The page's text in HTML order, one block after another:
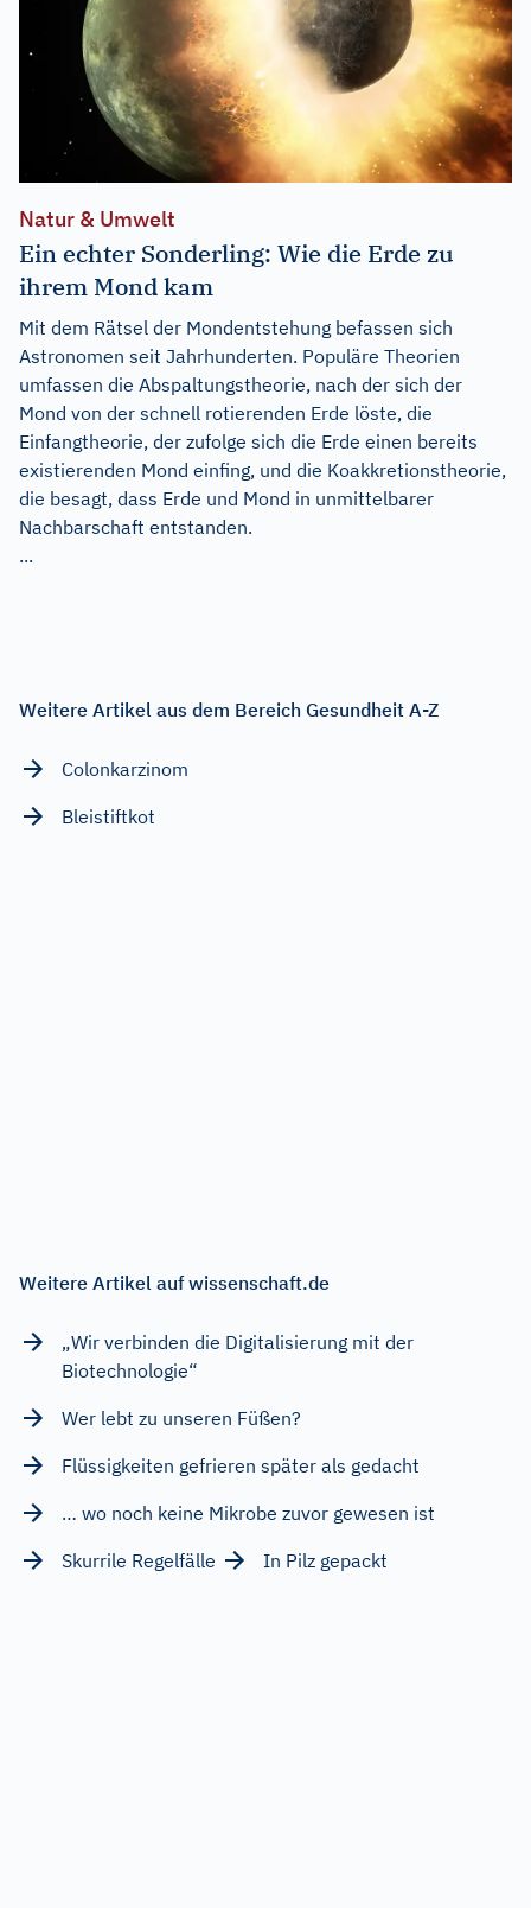
Natur & Umwelt
Ein echter Sonderling: Wie die Erde zu
ihrem Mond kam
Mit dem Rätsel der Mondentstehung befassen sich
Astronomen seit Jahrhunderten. Populäre Theorien
umfassen die Abspaltungstheorie, nach der sich der
Mond von der schnell rotierenden Erde löste, die
Einfangtheorie, der zufolge sich die Erde einen bereits
existierenden Mond einfing, und die Koakkretionstheorie,
die besagt, dass Erde und Mond in unmittelbarer
Nachbarschaft entstanden.
...
Weitere Artikel aus dem Bereich Gesundheit A-Z
Colonkarzinom
Bleistiftkot
Weitere Artikel auf wissenschaft.de
„Wir verbinden die Digitalisierung mit der
Biotechnologie“
Wer lebt zu unseren Füßen?
Flüssigkeiten gefrieren später als gedacht
… wo noch keine Mikrobe zuvor gewesen ist
Skurrile Regelfälle
In Pilz gepackt